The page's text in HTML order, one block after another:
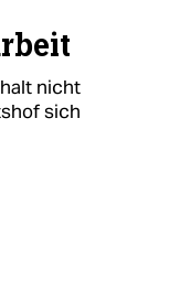
nicht
sich